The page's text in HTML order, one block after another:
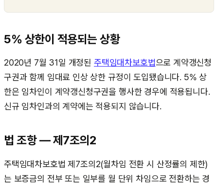
5% 상한이 적용되는 상황
2020년 7월 31일 개정된 주택임대차보호법으로 계약갱신청
구권과 함께 임대료 인상 상한 규정이 도입됐습니다. 5% 상
한은 임차인이 계약갱신청구권을 행사한 경우에 적용됩니다.
신규 임차인과의 계약에는 적용되지 않습니다.
법 조항 — 제7조의2
주택임대차보호법 제7조의2(월차임 전환 시 산정률의 제한)
는 보증금의 전부 또는 일부를 월 단위 차임으로 전환하는 경